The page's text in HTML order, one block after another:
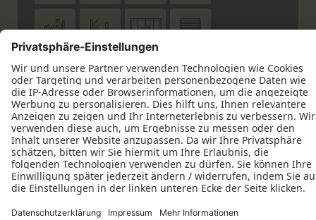
   
   
Datenschutz Impressum
Kontakt
Schreinerei Preuß GmbH © 2026